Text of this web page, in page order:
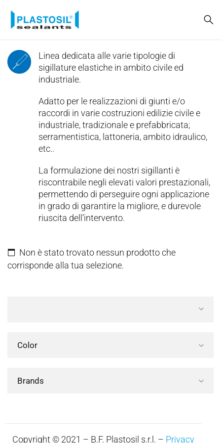
Linea dedicata alle varie tipologie di
sigillature elastiche in ambito civile ed
industriale.
Adatto per le realizzazioni di giunti e/o
raccordi in varie costruzioni edilizie civile e
industriale, tradizionale e prefabbricata;
serramentistica, lattoneria, ambito idraulico,
etc..
La formulazione dei nostri sigillanti è
riscontrabile negli elevati valori prestazionali,
permettendo di perseguire ogni applicazione
in grado di garantire la migliore, e durevole
riuscita dell’intervento.
Non è stato trovato nessun prodotto che
corrisponde alla tua selezione.
Color
Brands
Copyright © 2021 – B.F. Plastosil s.r.l. – Privacy